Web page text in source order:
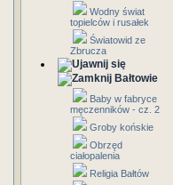
Wodny świat
topielców i rusałek
Światowid ze
Zbrucza
Bałtowie
Baby w fabryce
męczenników - cz. 2
Groby końskie
Obrzęd
ciałopalenia
Religia Bałtów